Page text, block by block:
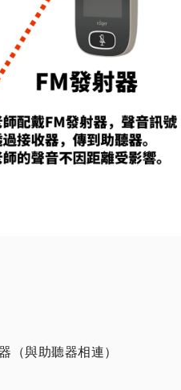
（與助聽器相連）